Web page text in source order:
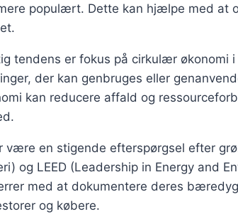
populært. Dette kan hjælpe med at
tendens er fokus på cirkulær
der kan genbruges eller
kan reducere affald og
være en stigende efterspørgsel efter
og LEED (Leadership in Energy and
med at dokumentere deres
og købere.